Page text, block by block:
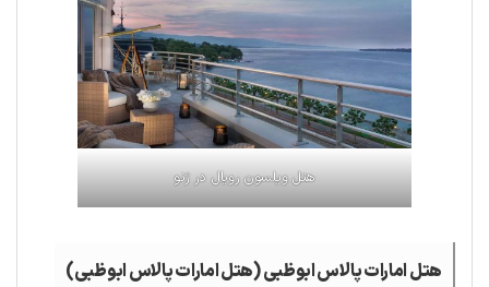
هتل ویلسون رویال در ژنو
هتل امارات پالاس ابوظبی (هتل امارات پالاس ابوظبی)